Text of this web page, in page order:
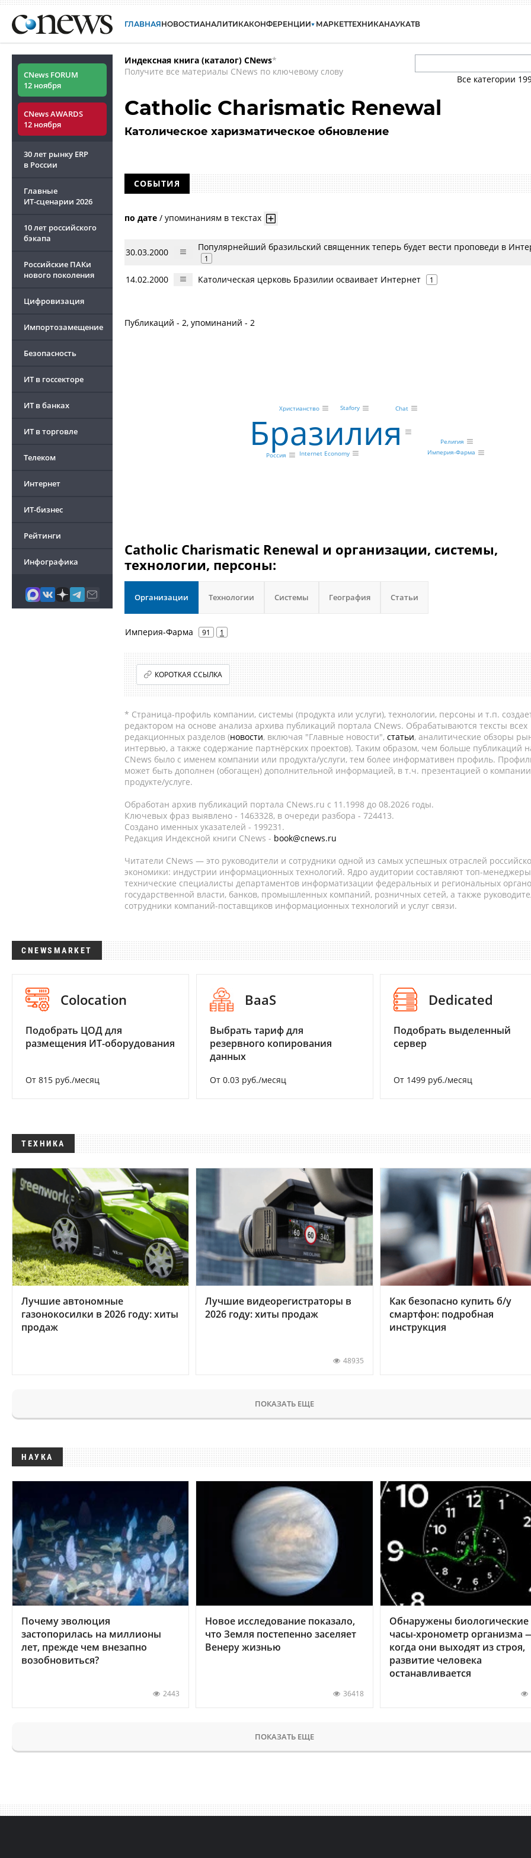
ГЛАВНАЯНОВОСТИАНАЛИТИКАКОНФЕРЕНЦИИ МАРКЕТТЕХНИКАНАУКАТВ
CNews FORUM
12 ноября
CNews AWARDS
12 ноября
30 лет рынку ERP
в России
Главные
ИТ-сценарии 2026
10 лет российского
бэкапа
Российские ПАКи
нового поколения
Цифровизация
Импортозамещение
Безопасность
ИТ в госсекторе
ИТ в банках
ИТ в торговле
Телеком
Интернет
ИТ-бизнес
Рейтинги
Инфографика
Индексная книга (каталог) CNews*
Получите все материалы CNews по ключевому слову
Все категории
Catholic Charismatic Renewal
Католическое харизматическое обновление
СОБЫТИЯ
по дате / упоминаниям в текстах
30.03.2000 Популярнейший бразильский священник теперь будет вести проповеди в
1
14.02.2000 Католическая церковь Бразилии осваивает Интернет 1
Публикаций - 2, упоминаний - 2
Бразилия Империя-Фарма
Chat
Stafory
Россия
Христианство
Религия
Internet Economy
Catholic Charismatic Renewal и организации, системы,
технологии, персоны:
Организации Технологии Системы География Статьи
Империя-Фарма 91 1
КОРОТКАЯ ССЫЛКА
* Страница-профиль компании, системы (продукта или услуги), технологии, персоны и т.п.
редактором на основе анализа архива публикаций портала CNews. Обрабатываются тексты всех
редакционных разделов (новости, включая "Главные новости", статьи, аналитические обзоры
интервью, а также содержание партнёрских проектов). Таким образом, чем больше публикаций
CNews было с именем компании или продукта/услуги, тем более информативен профиль.
может быть дополнен (обогащен) дополнительной информацией, в т.ч. презентацией о
продукте/услуге.
Обработан архив публикаций портала CNews.ru c 11.1998 до 08.2026 годы.
Ключевых фраз выявлено - 1463328, в очереди разбора - 724413.
Создано именных указателей - 199231.
Редакция Индексной книги CNews - book@cnews.ru
Читатели CNews — это руководители и сотрудники одной из самых успешных отраслей
экономики: индустрии информационных технологий. Ядро аудитории составляют топ-
технические специалисты департаментов информатизации федеральных и региональных
государственной власти, банков, промышленных компаний, розничных сетей, а также
сотрудники компаний-поставщиков информационных технологий и услуг связи.
CNEWSMARKET
Colocation
Подобрать ЦОД для
размещения ИТ-оборудования
От 815 руб./месяц
BaaS
Выбрать тариф для
резервного копирования
данных
От 0.03 руб./месяц
Dedicated
Подобрать выделенный
сервер
От 1499 руб./месяц
ТЕХНИКА
Лучшие автономные
газонокосилки в 2026 году: хиты
продаж
Лучшие видеорегистраторы в
2026 году: хиты продаж
48935
Как безопасно купить б/у
смартфон: подробная
инструкция
ПОКАЗАТЬ ЕЩЕ
НАУКА
Почему эволюция
застопорилась на миллионы
лет, прежде чем внезапно
возобновиться?
2443
Новое исследование показало,
что Земля постепенно заселяет
Венеру жизнью
36418
Обнаружены биологические
часы-хронометр организма
когда они выходят из строя,
развитие человека
останавливается
ПОКАЗАТЬ ЕЩЕ